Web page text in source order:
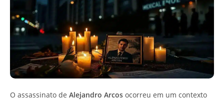
O assassinato de Alejandro Arcos ocorreu em um contexto